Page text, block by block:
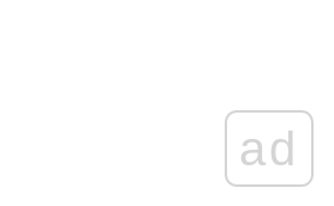
ad